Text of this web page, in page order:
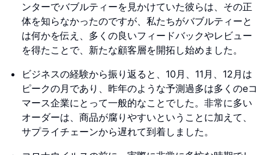
ンターでバブルティーを見かけていた彼らは、その正
体を知らなかったのですが、私たちがバブルティーと
は何かを伝え、多くの良いフィードバックやレビュー
を得たことで、新たな顧客層を開拓し始めました。
ビジネスの経験から振り返ると、10月、11月、12月は
ピークの月であり、昨年のような予測過多は多くのeコ
マース企業にとって一般的なことでした。非常に多い
オーダーは、商品が腐りやすいということに加えて、
サプライチェーンから遅れて到着しました。